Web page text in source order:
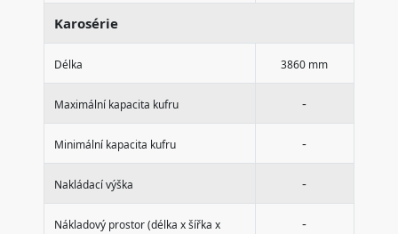
Karosérie
Délka 3860 mm
Maximální kapacita kufru -
Minimální kapacita kufru -
Nakládací výška -
Nákladový prostor (délka x šířka x
-